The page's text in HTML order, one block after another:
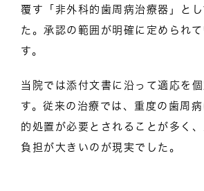
覆す「非外科的歯周病治療器」と
た。承認の範囲が明確に定められ
す。
当院では添付文書に沿って適応を
す。従来の治療では、重度の歯周
的処置が必要とされることが多く
負担が大きいのが現実でした。